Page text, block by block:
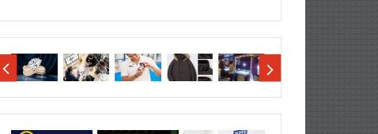
Terjun
Sumatera